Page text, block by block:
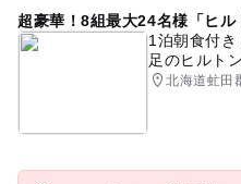
超豪華！8組最大24名様「ヒ
1泊朝食付
足のヒルト
北海道虻田